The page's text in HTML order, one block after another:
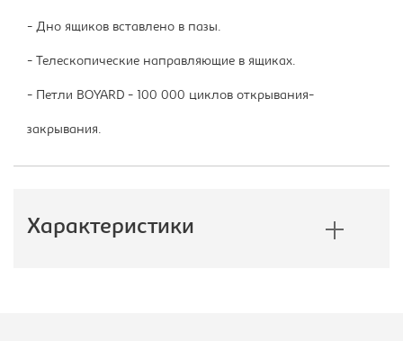
- Дно ящиков вставлено в пазы.
- Телескопические направляющие в ящиках.
- Петли BOYARD - 100 000 циклов открывания-
закрывания.
Характеристики